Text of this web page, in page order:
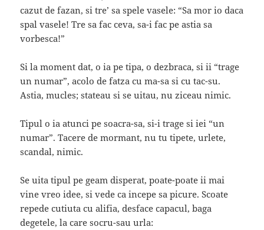
cazut de fazan, si tre’ sa spele vasele: “Sa mor io daca
spal vasele! Tre sa fac ceva, sa-i fac pe astia sa
vorbesca!”
Si la moment dat, o ia pe tipa, o dezbraca, si ii “trage
un numar”, acolo de fatza cu ma-sa si cu tac-su.
Astia, mucles; stateau si se uitau, nu ziceau nimic.
Tipul o ia atunci pe soacra-sa, si-i trage si iei “un
numar”. Tacere de mormant, nu tu tipete, urlete,
scandal, nimic.
Se uita tipul pe geam disperat, poate-poate ii mai
vine vreo idee, si vede ca incepe sa picure. Scoate
repede cutiuta cu alifia, desface capacul, baga
degetele, la care socru-sau urla: